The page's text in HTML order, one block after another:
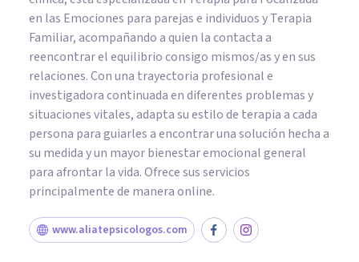
en las Emociones para parejas e individuos y Terapia
Familiar, acompañando a quien la contacta a
reencontrar el equilibrio consigo mismos/as y en sus
relaciones. Con una trayectoria profesional e
investigadora continuada en diferentes problemas y
situaciones vitales, adapta su estilo de terapia a cada
persona para guiarles a encontrar una solución hecha a
su medida y un mayor bienestar emocional general
para afrontar la vida. Ofrece sus servicios
principalmente de manera online.
www.aliatepsicologos.com